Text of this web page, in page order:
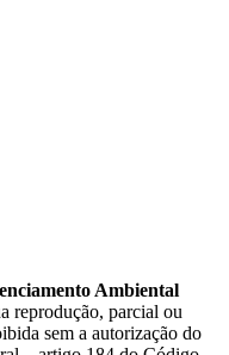
Ambiental
reprodução, parcial ou
sem a autorização do